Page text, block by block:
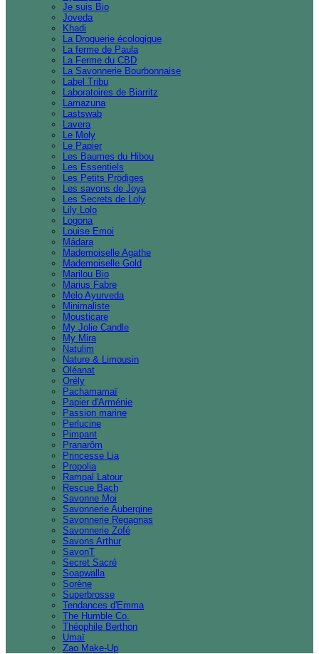
Je suis Bio
Joveda
Khadi
La Droguerie écologique
La ferme de Paula
La Ferme du CBD
La Savonnerie Bourbonnaise
Label Tribu
Laboratoires de Biarritz
Lamazuna
Lastswab
Lavera
Le Moly
Le Papier
Les Baumes du Hibou
Les Essentiels
Les Petits Prödiges
Les savons de Joya
Les Secrets de Loly
Lily Lolo
Logona
Louise Emoi
Mádara
Mademoiselle Agathe
Mademoiselle Gold
Marilou Bio
Marius Fabre
Melo Ayurveda
Minimaliste
Mousticare
My Jolie Candle
My Mira
Natulim
Nature & Limousin
Oléanat
Orély
Pachamamaï
Papier d'Arménie
Passion marine
Perlucine
Pimpant
Pranarôm
Princesse Lia
Propolia
Rampal Latour
Rescue Bach
Savonne Moi
Savonnerie Aubergine
Savonnerie Regagnas
Savonnerie Zofé
Savons Arthur
SavonT
Secret Sacré
Soapwalla
Sorène
Superbrosse
Tendances d'Emma
The Humble Co.
Théophile Berthon
Umaï
Zao Make-Up